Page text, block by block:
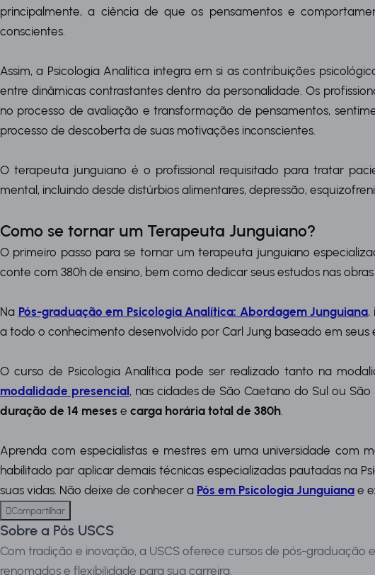
principalmente, a ciência de que os pensamentos e
conscientes.
Assim, a Psicologia Analítica integra em si as contribuições
entre dinâmicas contrastantes dentro da personalidade. Os
no processo de avaliação e transformação de pensamentos,
processo de descoberta de suas motivações inconscientes.
O terapeuta junguiano é o profissional requisitado para tratar
mental, incluindo desde distúrbios alimentares, depressão,
Como se tornar um Terapeuta Junguiano?
O primeiro passo para se tornar um terapeuta junguiano
conte com 380h de ensino, bem como dedicar seus estudos nas obras
Na Pós-graduação em Psicologia Analítica: Abordagem Junguiana,
a todo o conhecimento desenvolvido por Carl Jung baseado em seus
O curso de Psicologia Analítica pode ser realizado tanto na
modalidade presencial , nas cidades de São Caetano do Sul ou
duração de 14 meses e carga horária total de 380h.
Aprenda com especialistas e mestres em uma universidade com
habilitado par aplicar demais técnicas especializadas pautadas na
suas vidas. Não deixe de conhecer a Pós em Psicologia Junguiana e
Compartilhar
Sobre a Pós USCS
Com tradição e inovação, a USCS oferece cursos de pós-graduação
renomados e flexibilidade para sua carreira.